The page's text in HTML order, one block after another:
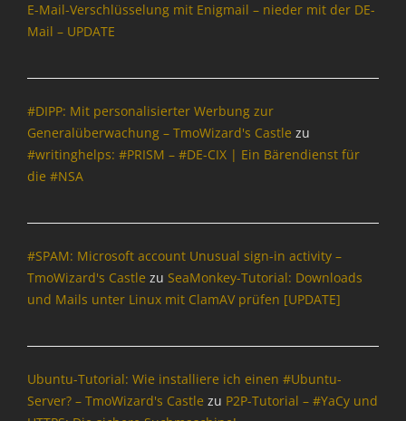
E-Mail-Verschlüsselung mit Enigmail – nieder mit der DE-
Mail – UPDATE
#DIPP: Mit personalisierter Werbung zur
Generalüberwachung – TmoWizard's Castle zu
#writinghelps: #PRISM – #DE-CIX | Ein Bärendienst für
die #NSA
#SPAM: Microsoft account Unusual sign-in activity –
TmoWizard's Castle zu SeaMonkey-Tutorial: Downloads
und Mails unter Linux mit ClamAV prüfen [UPDATE]
Ubuntu-Tutorial: Wie installiere ich einen #Ubuntu-
Server? – TmoWizard's Castle zu P2P-Tutorial – #YaCy und